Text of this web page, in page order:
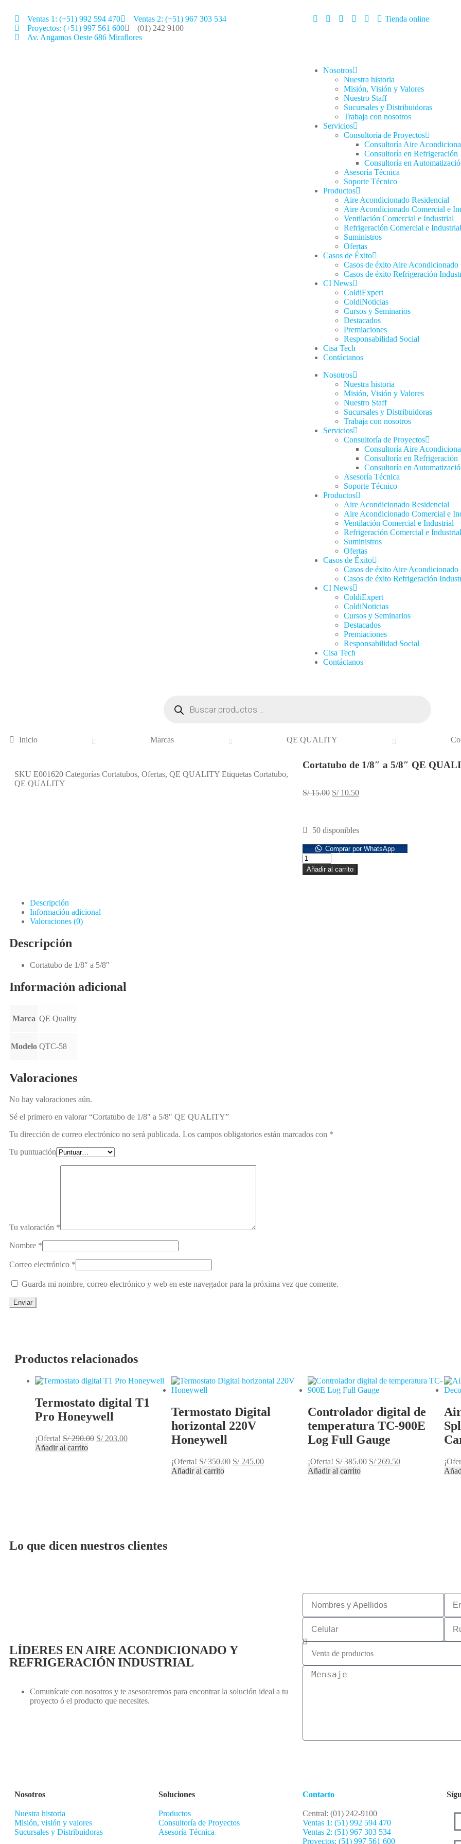
Ventas 1: (+51) 992 594 470
Ventas 2: (+51) 967 303 534
Proyectos: (+51) 997 561 600
(01) 242 9100
Av. Angamos Oeste 686 Miraflores
Tienda online
Nosotros
Nuestra historia
Misión, Visión y Valores
Nuestro Staff
Sucursales y Distribuidoras
Trabaja con nosotros
Servicios
Consultoría de Proyectos
Consultoría Aire
Consultoría en Refrigeración
Consultoría en
Asesoría Técnica
Soporte Técnico
Productos
Aire Acondicionado Residencial
Aire Acondicionado Comercial e
Ventilación Comercial e Industrial
Refrigeración Comercial e Industrial
Suministros
Ofertas
Casos de Éxito
Casos de éxito Aire Acondicionado
Casos de éxito Refrigeración
CI News
ColdiExpert
ColdiNoticias
Cursos y Seminarios
Destacados
Premiaciones
Responsabilidad Social
Cisa Tech
Contáctanos
Nosotros
Nuestra historia
Misión, Visión y Valores
Nuestro Staff
Sucursales y Distribuidoras
Trabaja con nosotros
Servicios
Consultoría de Proyectos
Consultoría Aire
Consultoría en Refrigeración
Consultoría en
Asesoría Técnica
Soporte Técnico
Productos
Aire Acondicionado Residencial
Aire Acondicionado Comercial e
Ventilación Comercial e Industrial
Refrigeración Comercial e Industrial
Suministros
Ofertas
Casos de Éxito
Casos de éxito Aire Acondicionado
Casos de éxito Refrigeración
CI News
ColdiExpert
ColdiNoticias
Cursos y Seminarios
Destacados
Premiaciones
Responsabilidad Social
Cisa Tech
Contáctanos
Inicio Marcas QE QUALITY
SKU E001620 Categorías Cortatubos, Ofertas, QE QUALITY Etiquetas Cortatubo,
QE QUALITY
Cortatubo de 1/8″ a 5/8″ QE
S/15.00 S/10.50
50 disponibles
Comprar por WhatsApp
Añadir al carrito
Descripción
Información adicional
Valoraciones (0)
Descripción
Cortatubo de 1/8″ a 5/8″
Información adicional
Marca QE Quality
Modelo QTC-58
Valoraciones
No hay valoraciones aún.
Sé el primero en valorar “Cortatubo de 1/8″ a 5/8″ QE QUALITY”
Tu dirección de correo electrónico no será publicada. Los campos obligatorios están marcados con *
Tu puntuación
Tu valoración *
Nombre *
Correo electrónico *
Guarda mi nombre, correo electrónico y web en este navegador para la próxima vez que comente.
Productos relacionados
Termostato digital T1
Pro Honeywell
¡Oferta! S/290.00 S/203.00
Añadir al carrito
Termostato Digital
horizontal 220V
Honeywell
¡Oferta! S/350.00 S/245.00
Añadir al carrito
Controlador digital de
temperatura TC-900E
Log Full Gauge
¡Oferta! S/385.00 S/269.50
Añadir al carrito
Lo que dicen nuestros clientes
LÍDERES EN AIRE ACONDICIONADO Y
REFRIGERACIÓN INDUSTRIAL
Comunícate con nosotros y te asesoraremos para encontrar la solución ideal a tu
proyecto ó el producto que necesites.
Nosotros
Nuestra historia
Misión, visión y valores
Sucursales y Distribuidoras
Soluciones
Productos
Consultoría de Proyectos
Asesoría Técnica
Contacto
Central: (01) 242-9100
Ventas 1: (51) 992 594 470
Ventas 2: (51) 967 303 534
Proyectos: (51) 997 561 600